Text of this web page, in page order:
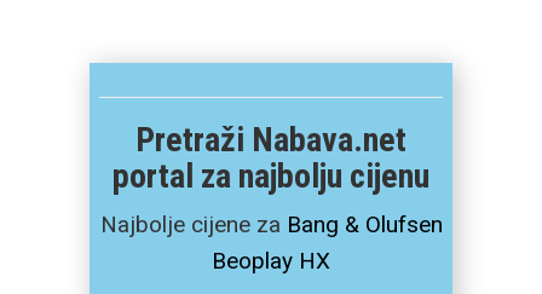
Pretraži Nabava.net
portal za najbolju cijenu
Najbolje cijene za Bang & Olufsen
Beoplay HX